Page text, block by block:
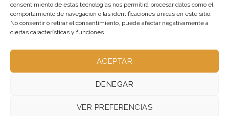
consentimiento de estas tecnologías nos permitirá procesar datos como el
comportamiento de navegación o las identificaciones únicas en este sitio.
No consentir o retirar el consentimiento, puede afectar negativamente a
ciertas características y funciones.
ACEPTAR
DENEGAR
VER PREFERENCIAS